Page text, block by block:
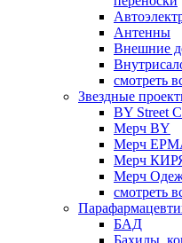
Антенны
Внешние
смотреть
Звездные
BY Street
Мерч BY
Мерч
Мерч
Мерч
смотреть
БАД
Бахилы,